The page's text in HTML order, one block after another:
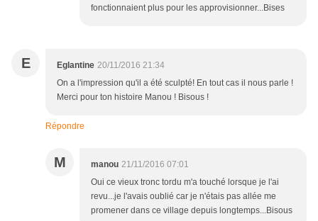
fonctionnaient plus pour les approvisionner...Bises
E Eglantine 20/11/2016 21:34
On a l'impression qu'il a été sculpté! En tout cas il nous parle !
Merci pour ton histoire Manou ! Bisous !
Répondre
M manou 21/11/2016 07:01
Oui ce vieux tronc tordu m'a touché lorsque je l'ai
revu...je l'avais oublié car je n'étais pas allée me
promener dans ce village depuis longtemps...Bisous